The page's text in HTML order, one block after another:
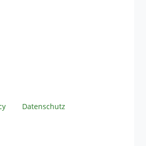
Datenschutz